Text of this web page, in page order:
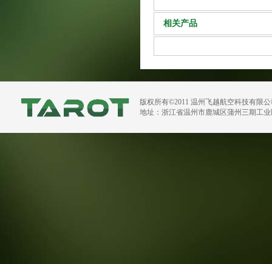
相关产品
版权所有©2011 温州飞越航空科技有限
地址：浙江省温州市鹿城区蒲州三期工业